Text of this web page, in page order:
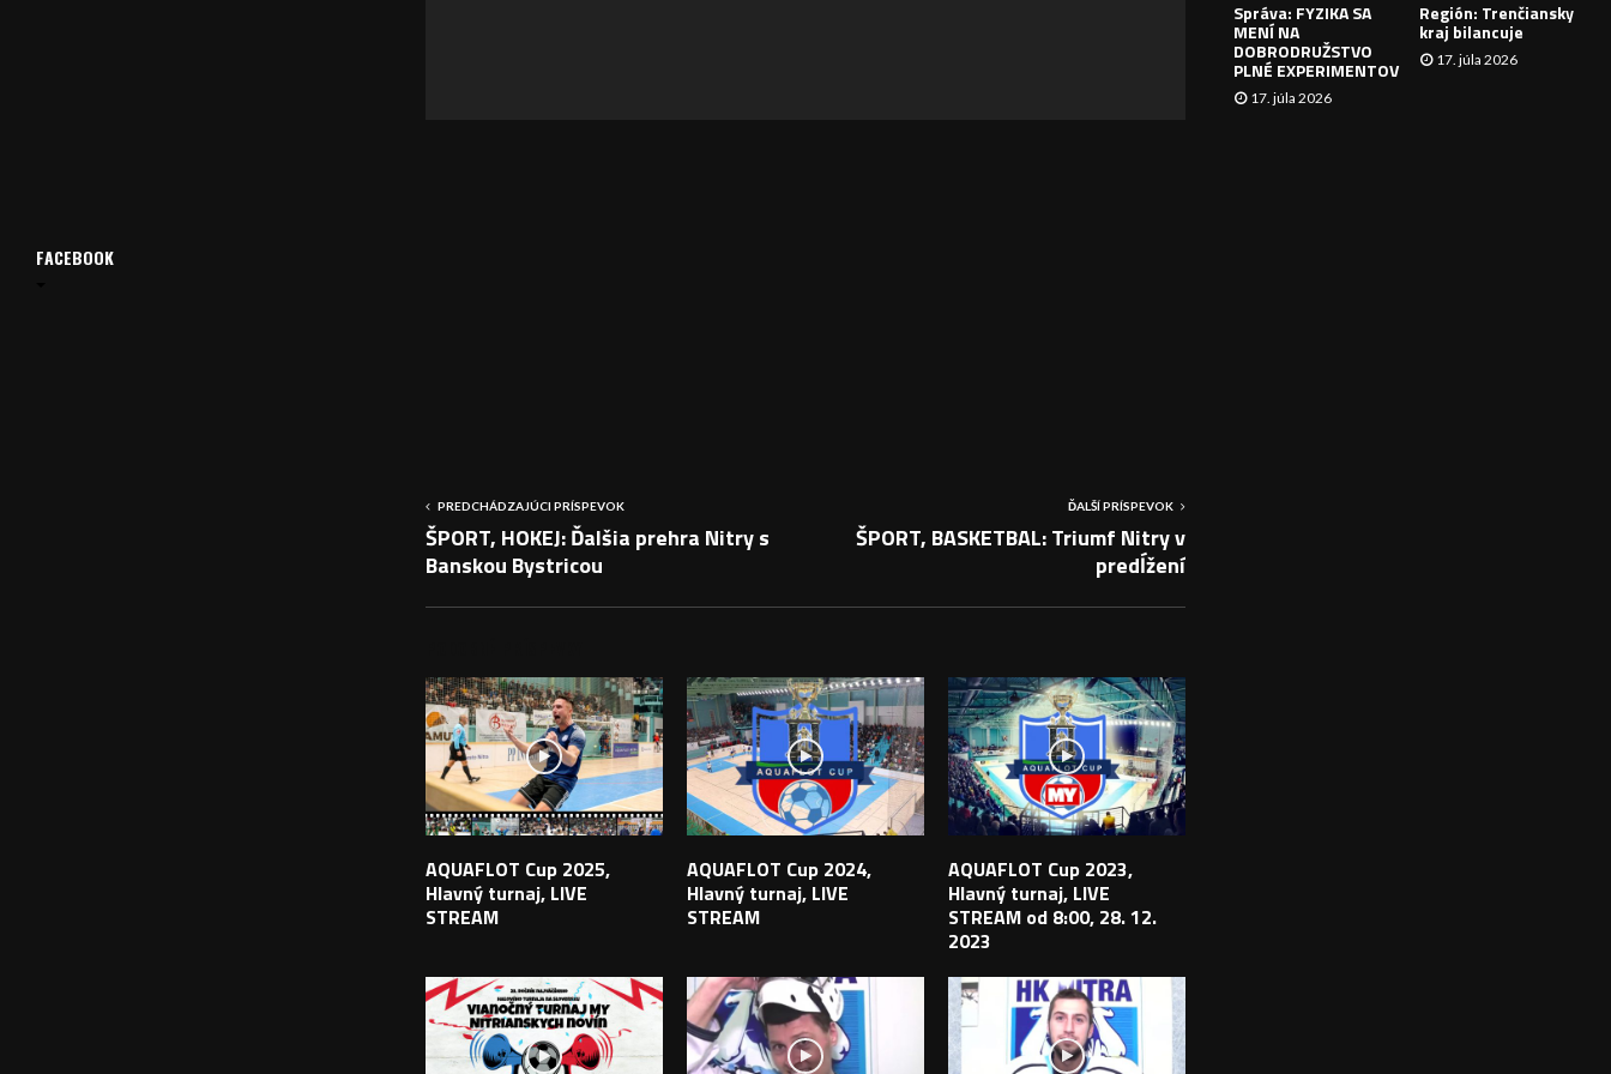
PREDCHÁDZAJÚCI PRÍSPEVOK
ŠPORT, HOKEJ: Ďalšia prehra Nitry s
Banskou Bystricou
ĎALŠÍ PRÍSPEVOK
ŠPORT, BASKETBAL: Triumf Nitry v
predĺžení
AQUAFLOT Cup 2025,
Hlavný turnaj, LIVE
STREAM
AQUAFLOT Cup 2024,
Hlavný turnaj, LIVE
STREAM
AQUAFLOT Cup 2023,
Hlavný turnaj, LIVE
STREAM od 8:00, 28. 12.
2023
FACEBOOK
I
Správa: FYZIKA SA
MENÍ NA
DOBRODRUŽSTVO
PLNÉ EXPERIMENTOV
17. júla 2026
Región: Trenčiansky
kraj bilancuje
17. júla 2026